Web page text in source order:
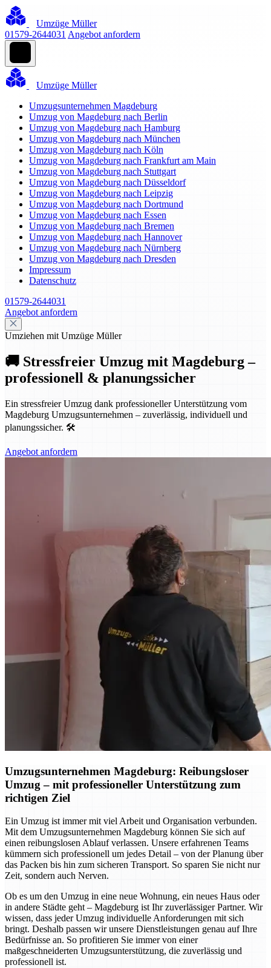
Umzüge Müller
01579-2644031 Angebot anfordern
Umzüge Müller
Umzugsunternehmen Magdeburg
Umzug von Magdeburg nach Berlin
Umzug von Magdeburg nach Hamburg
Umzug von Magdeburg nach München
Umzug von Magdeburg nach Köln
Umzug von Magdeburg nach Frankfurt am Main
Umzug von Magdeburg nach Stuttgart
Umzug von Magdeburg nach Düsseldorf
Umzug von Magdeburg nach Leipzig
Umzug von Magdeburg nach Dortmund
Umzug von Magdeburg nach Essen
Umzug von Magdeburg nach Bremen
Umzug von Magdeburg nach Hannover
Umzug von Magdeburg nach Nürnberg
Umzug von Magdeburg nach Dresden
Impressum
Datenschutz
01579-2644031
Angebot anfordern
Umziehen mit Umzüge Müller
🚚 Stressfreier Umzug mit Magdeburg –
professionell & planungssicher
Ein stressfreier Umzug dank professioneller Unterstützung vom
Magdeburg Umzugsunternehmen – zuverlässig, individuell und
planungssicher. 🛠️
Angebot anfordern
Umzugsunternehmen Magdeburg: Reibungsloser
Umzug – mit professioneller Unterstützung zum
richtigen Ziel
Ein Umzug ist immer mit viel Arbeit und Organisation verbunden.
Mit dem Umzugsunternehmen Magdeburg können Sie sich auf
einen reibungslosen Ablauf verlassen. Unsere erfahrenen Teams
kümmern sich professionell um jedes Detail – von der Planung über
das Packen bis hin zum sicheren Transport. So sparen Sie nicht nur
Zeit, sondern auch Nerven.
Ob es um den Umzug in eine neue Wohnung, ein neues Haus oder
in andere Städte geht – Magdeburg ist Ihr zuverlässiger Partner. Wir
wissen, dass jeder Umzug individuelle Anforderungen mit sich
bringt. Deshalb passen wir unsere Dienstleistungen genau auf Ihre
Bedürfnisse an. So profitieren Sie immer von einer
maßgeschneiderten Umzugsunterstützung, die zuverlässig und
professionell ist.